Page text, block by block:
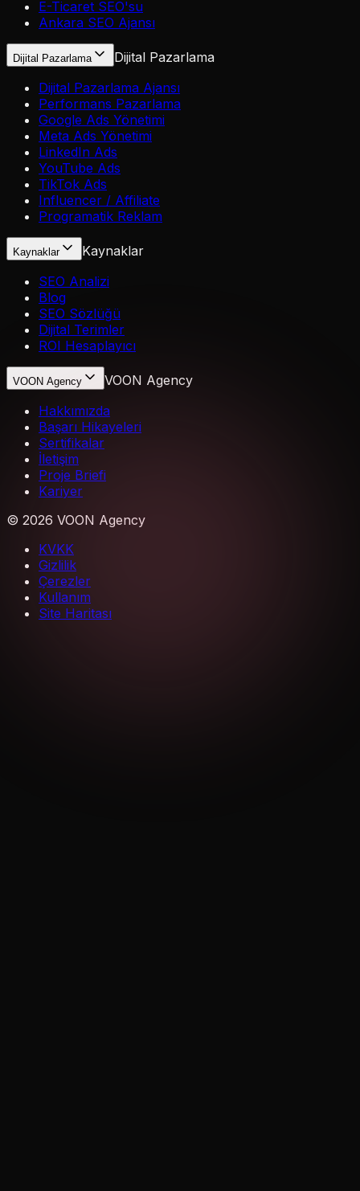
E-Ticaret SEO'su
Ankara SEO Ajansı
Dijital Pazarlama
Dijital Pazarlama
Dijital Pazarlama Ajansı
Performans Pazarlama
Google Ads Yönetimi
Meta Ads Yönetimi
LinkedIn Ads
YouTube Ads
TikTok Ads
Influencer / Affiliate
Programatik Reklam
Kaynaklar
Kaynaklar
SEO Analizi
Blog
SEO Sözlüğü
Dijital Terimler
ROI Hesaplayıcı
VOON Agency
VOON Agency
Hakkımızda
Başarı Hikayeleri
Sertifikalar
İletişim
Proje Briefi
Kariyer
© 2026 VOON Agency
KVKK
Gizlilik
Çerezler
Kullanım
Site Haritası